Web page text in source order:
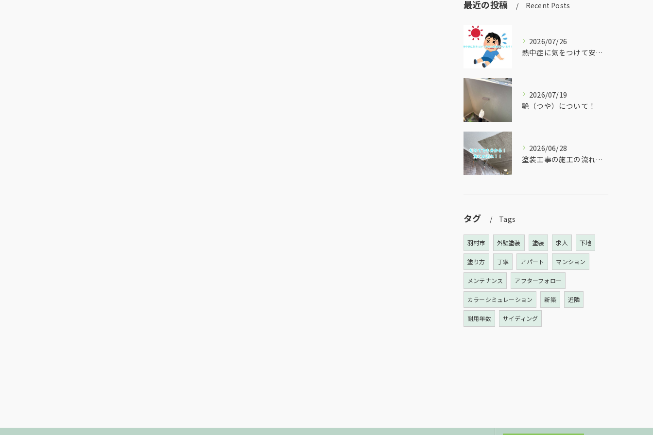
最近の投稿 Recent Posts
2026/07/26
熱中症に気をつけて安全な作業を行います！
2026/07/19
艶（つや）について！
2026/06/28
塗装工事の施工の流れをご紹介！
タグ Tags
羽村市 外壁塗装 塗装 求人 下地
塗り方 丁寧 アパート マンション
メンテナンス アフターフォロー
カラーシミュレーション 新築 近隣
耐用年数 サイディング